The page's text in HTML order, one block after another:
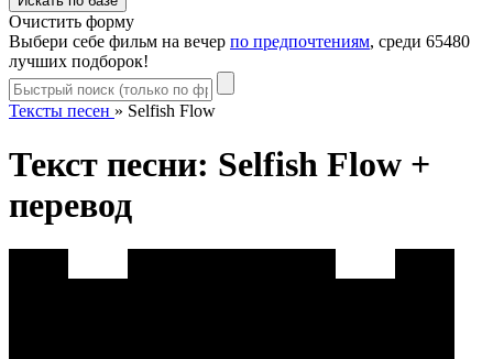
Очистить форму
Выбери себе фильм на вечер по предпочтениям, среди 65480
лучших подборок!
Тексты песен » Selfish Flow
Текст песни: Selfish Flow +
перевод